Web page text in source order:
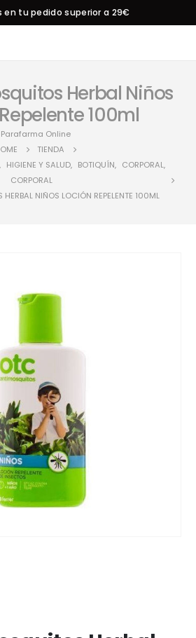
en tu pedido superior a 29€
Herbal Niños
100ml
Parafarma Online
TIENDA
, HIGIENE Y SALUD, BOTIQUÍN, CORPORAL,
CORPORAL
NIÑOS LOCIÓN REPELENTE 100ML